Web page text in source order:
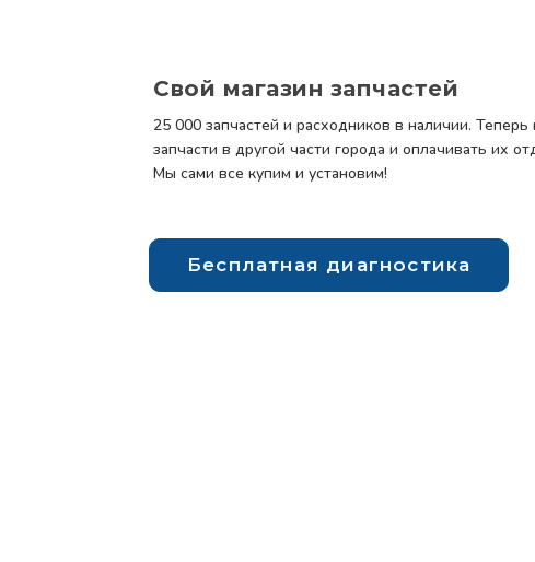
Свой магазин запчастей
25 000 запчастей и расходников в наличии. Теперь
запчасти в другой части города и оплачивать их
Мы сами все купим и установим!
Бесплатная диагностика